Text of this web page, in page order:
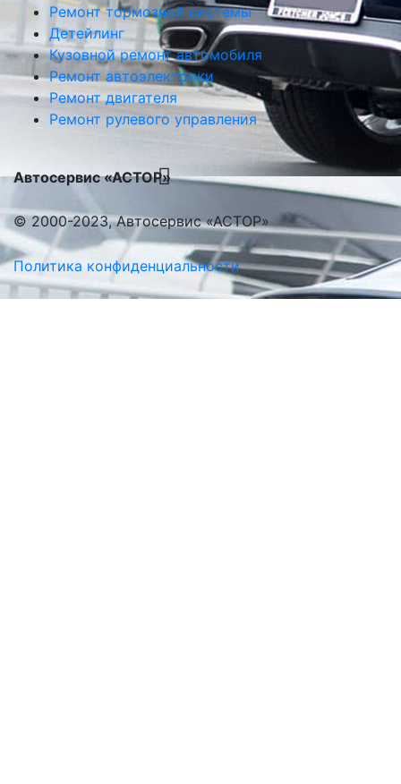
Ремонт тормозной системы
Детейлинг
Кузовной ремонт автомобиля
Ремонт автоэлектрики
Ремонт двигателя
Ремонт рулевого управления
Автосервис «АСТОР»
© 2000-2023, Автосервис «АСТОР»
Политика конфиденциальности